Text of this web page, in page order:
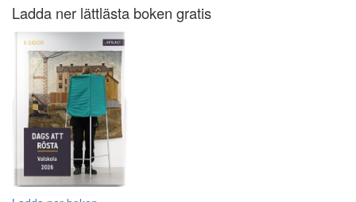
Ladda ner lättlästa boken gratis